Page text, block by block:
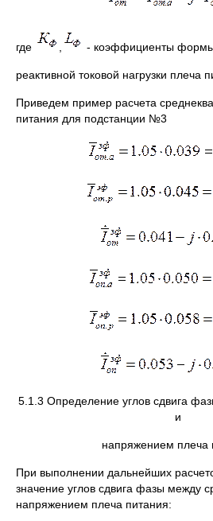
где - коэффициенты формы
реактивной токовой нагрузки плеча
Приведем пример расчета
питания для подстанции №3
5.1.3 Определение углов сдвига
и
напряжением плеча
При выполнении дальнейших
значение углов сдвига фазы между
напряжением плеча питания: